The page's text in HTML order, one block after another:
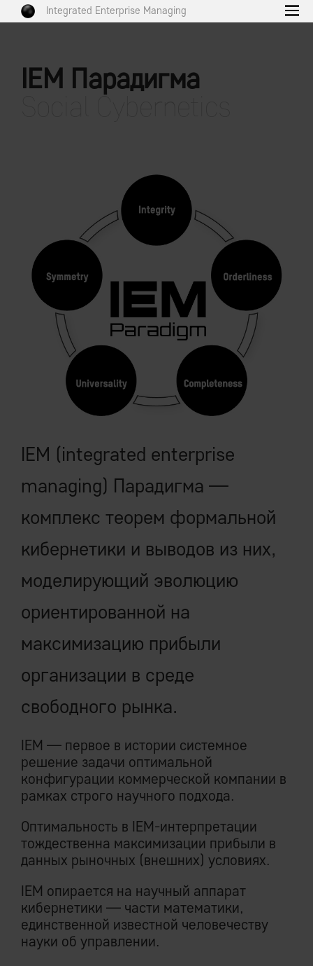
Integrated Enterprise Managing
IEM Парадигма
IEM (integrated enterprise
managing) Парадигма —
комплекс теорем формальной
кибернетики и выводов из них,
моделирующий эволюцию
ориентированной на
максимизацию прибыли
организации в среде
свободного рынка.
IEM — первое в истории системное
решение задачи оптимальной
конфигурации коммерческой компании в
рамках строго научного подхода.
Оптимальность в IEM-интерпретации
тождественна максимизации прибыли в
данных рыночных (внешних) условиях.
IEM опирается на научный аппарат
кибернетики — части математики,
единственной известной человечеству
науки об управлении.